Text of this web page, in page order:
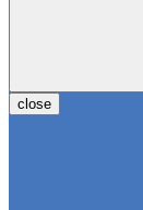
close